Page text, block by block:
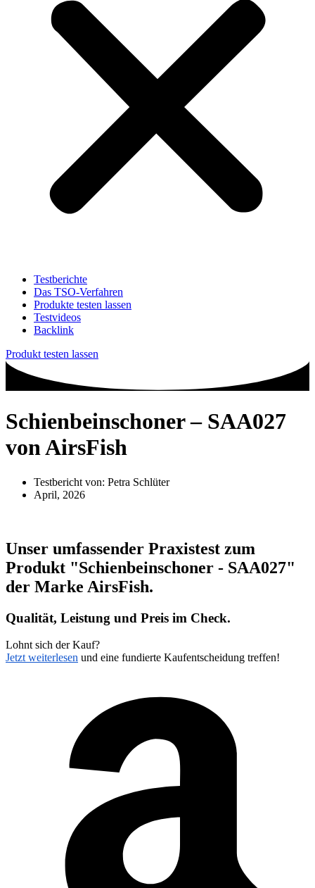
Testberichte
Das TSO-Verfahren
Produkte testen lassen
Testvideos
Backlink
Produkt testen lassen
Schienbeinschoner – SAA027
von AirsFish
Testbericht von: Petra Schlüter
April, 2026
Unser umfassender Praxistest zum
Produkt "Schienbeinschoner - SAA027"
der Marke AirsFish.
Qualität, Leistung und Preis im Check.
Lohnt sich der Kauf?
Jetzt weiterlesen und eine fundierte Kaufentscheidung treffen!